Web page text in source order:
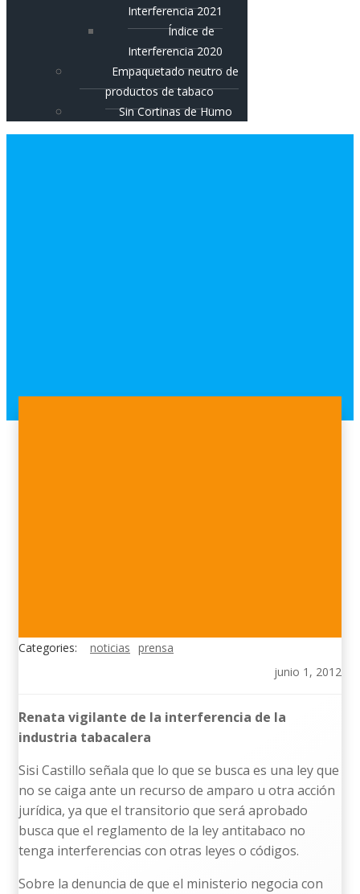
Interferencia 2021
Índice de
Interferencia 2020
Empaquetado neutro de
productos de tabaco
Sin Cortinas de Humo
Categories: noticias prensa
junio 1, 2012
Renata vigilante de la interferencia de la
industria tabacalera
Sisi Castillo señala que lo que se busca es una ley que
no se caiga ante un recurso de amparo u otra acción
jurídica, ya que el transitorio que será aprobado
busca que el reglamento de la ley antitabaco no
tenga interferencias con otras leyes o códigos.
Sobre la denuncia de que el ministerio negocia con